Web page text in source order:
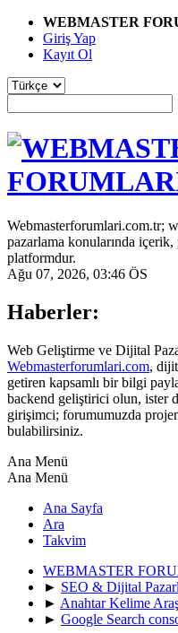
WEBMASTER
Giriş Yap
Kayıt Ol
Webmasterforumlari.com.tr;
pazarlama konularında
platformdur.
Ağu 07, 2026, 03:46 ÖS
Haberler:
Web Geliştirme ve Dijital
Webmasterforumlari.com,
getiren kapsamlı bir bilgi
backend geliştirici olun, ister
girişimci; forumumuzda
bulabilirsiniz.
Ana Menü
Ana Menü
Ana Sayfa
Ara
Takvim
WEBMASTER
► SEO & Dijital
► Anahtar Kelime
► Google Search